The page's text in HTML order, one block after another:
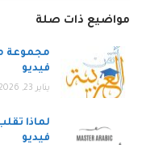
مواضيع ذات صلة
مجموعة
فيديو
يناير 23, 2026
لماذا
فيديو